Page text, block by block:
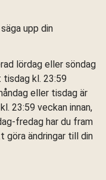
upp din
lördag eller söndag
tisdag kl. 23:59
eller tisdag är
23:59 veckan innan,
fredag har du fram
göra ändringar till din